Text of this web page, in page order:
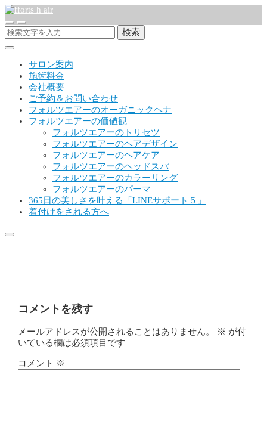
検索
サロン案内
施術料金
会社概要
ご予約＆お問い合わせ
フォルツエアーのオーガニックヘナ
フォルツエアーの価値観
フォルツエアーのトリセツ
フォルツエアーのヘアデザイン
フォルツエアーのヘアケア
フォルツエアーのヘッドスパ
フォルツエアーのカラーリング
フォルツエアーのパーマ
365日の美しさを叶える「LINEサポート５」
着付けをされる方へ
コメントを残す
メールアドレスが公開されることはありません。 ※ が付
いている欄は必須項目です
コメント ※